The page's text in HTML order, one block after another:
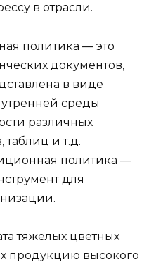
в отрасли.
политика — это
документов,
в виде
среды
различных
и т.д.
политика —
для
тяжелых цветных
продукцию высокого